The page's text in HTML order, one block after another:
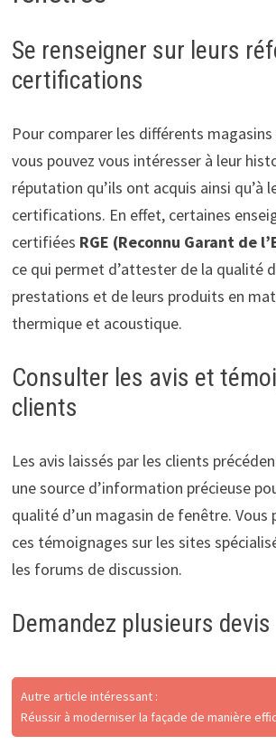
Se renseigner sur leurs
certifications
Pour comparer les différents
vous pouvez vous intéresser à leur
réputation qu’ils ont acquis ainsi qu’à
certifications. En effet, certaines
certifiées RGE (Reconnu Garant de
ce qui permet d’attester de la qualité
prestations et de leurs produits en
thermique et acoustique.
Consulter les avis et
clients
Les avis laissés par les clients
une source d’information précieuse
qualité d’un magasin de fenêtre. Vous
ces témoignages sur les sites
les forums de discussion.
Demandez plusieurs devis
Autre article intéressant :
Réussir à moderniser la façade de manière